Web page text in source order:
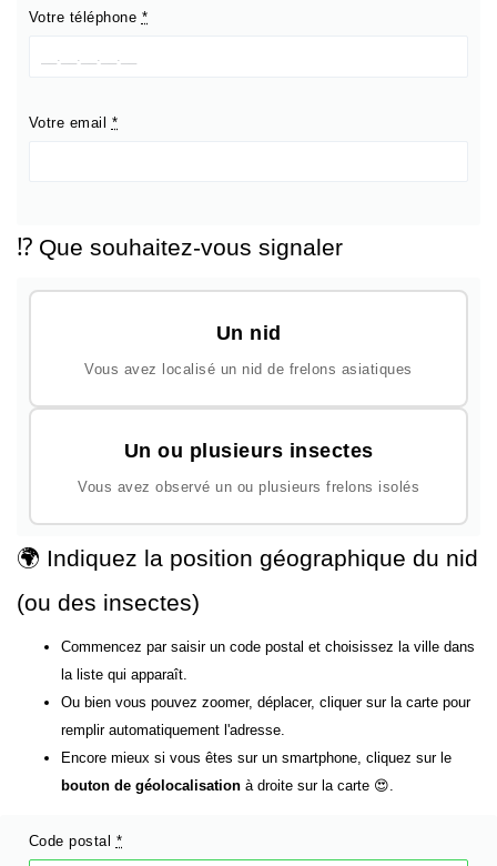
Votre téléphone *
Votre email *
⁉️ Que souhaitez-vous signaler
Un nid
Vous avez localisé un nid de frelons asiatiques
Un ou plusieurs insectes
Vous avez observé un ou plusieurs frelons isolés
🌍 Indiquez la position géographique du nid
(ou des insectes)
Commencez par saisir un code postal et choisissez la ville dans
la liste qui apparaît.
Ou bien vous pouvez zoomer, déplacer, cliquer sur la carte pour
remplir automatiquement l'adresse.
Encore mieux si vous êtes sur un smartphone, cliquez sur le
bouton de géolocalisation à droite sur la carte 😍.
Code postal *